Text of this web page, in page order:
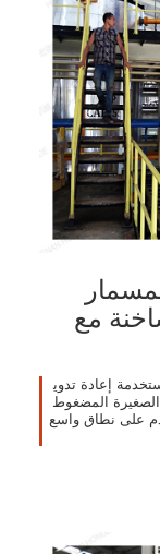
مع
إعادة تدوي
المضغوط
على نطاق واسع